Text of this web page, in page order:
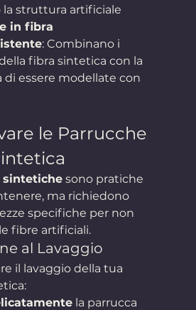
struttura artificiale
in fibra
: Combinano i
fibra sintetica con la
di essere modellate con
le Parrucche
sintetiche sono pratiche
ma richiedono
specifiche per non
fibre artificiali.
al Lavaggio
il lavaggio della tua
la parrucca